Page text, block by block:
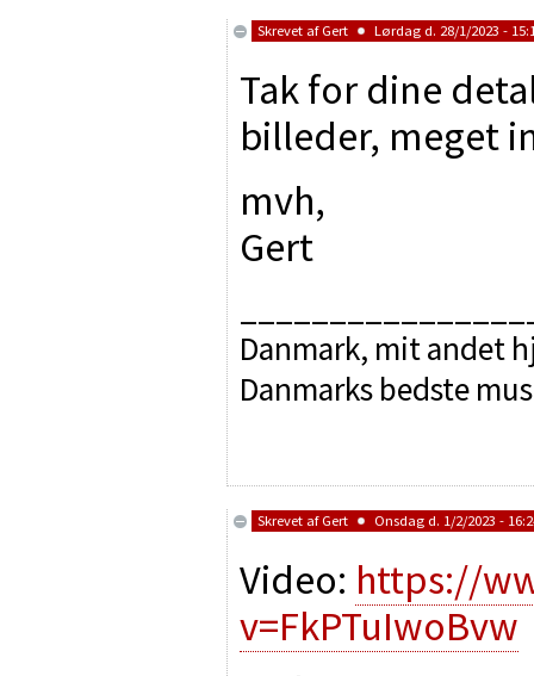
Skrevet af Gert Lørdag d. 28/1/2023 -
Tak for dine
billeder, meget
mvh,
Gert
Danmark, mit andet
Danmarks bedste
Skrevet af Gert Onsdag d. 1/2/2023 -
Video: https://
v=FkPTuIwoBvw